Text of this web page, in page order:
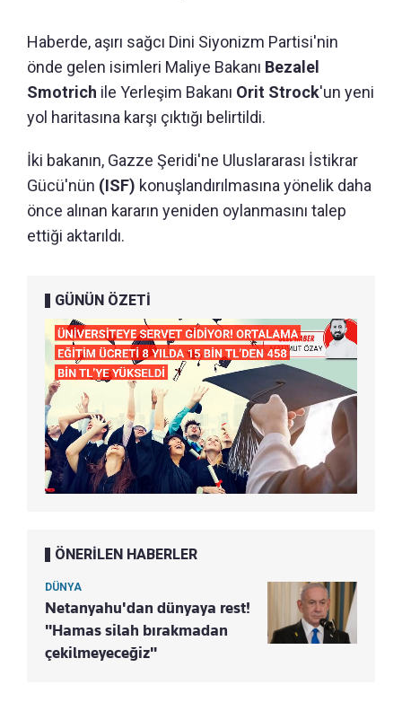
Haberde, aşırı sağcı Dini Siyonizm Partisi'nin
önde gelen isimleri Maliye Bakanı Bezalel
Smotrich ile Yerleşim Bakanı Orit Strock'un yeni
yol haritasına karşı çıktığı belirtildi.
İki bakanın, Gazze Şeridi'ne Uluslararası İstikrar
Gücü'nün (ISF) konuşlandırılmasına yönelik daha
önce alınan kararın yeniden oylanmasını talep
ettiği aktarıldı.
GÜNÜN ÖZETİ
ÖNERİLEN HABERLER
DÜNYA
Netanyahu'dan dünyaya rest!
"Hamas silah bırakmadan
çekilmeyeceğiz"